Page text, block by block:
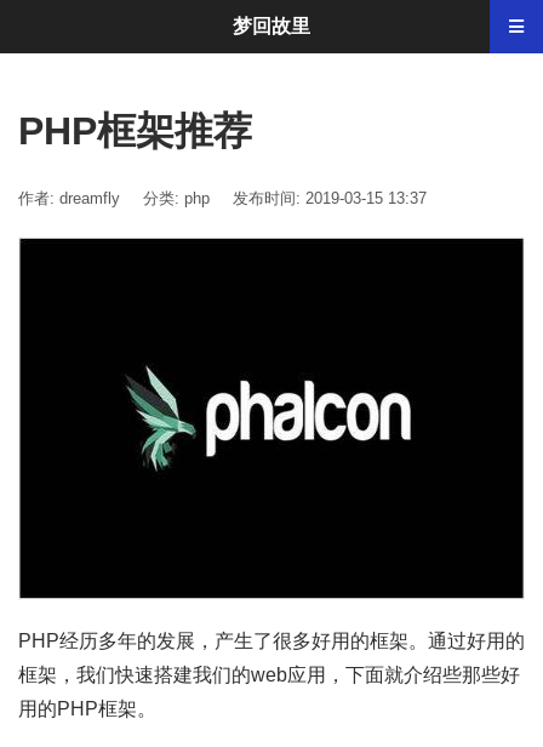
PHP框架推荐
作者: dreamfly 分类: php 发布时间: 2019-03-15 13:37
PHP经历多年的发展，产生了很多好用的框架。通过好用的
框架，我们快速搭建我们的web应用，下面就介绍些那些好
用的PHP框架。
梦回故里